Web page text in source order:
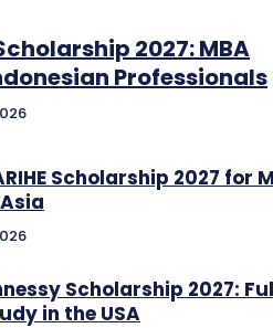
2027: MBA
Professionals
Scholarship 2027 for
Scholarship 2027:
in the USA